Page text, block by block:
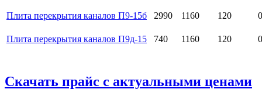
Плита перекрытия каналов П9-15б 2990 1160 120
Плита перекрытия каналов П9д-15 740 1160 120
Скачать прайс с актуальными ценами